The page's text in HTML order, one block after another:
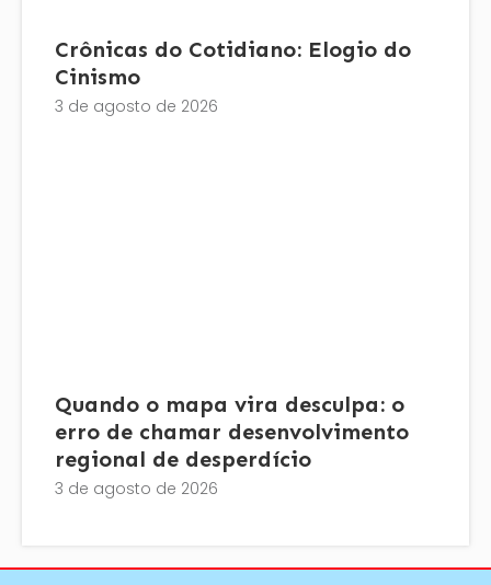
Crônicas do Cotidiano: Elogio do
Cinismo
3 de agosto de 2026
Quando o mapa vira desculpa: o
erro de chamar desenvolvimento
regional de desperdício
3 de agosto de 2026